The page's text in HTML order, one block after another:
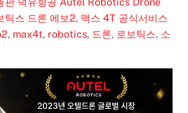
스 드론 에보2, 맥스 4T 공식서비스
, max4t, robotics, 드론, 로보틱스, 소